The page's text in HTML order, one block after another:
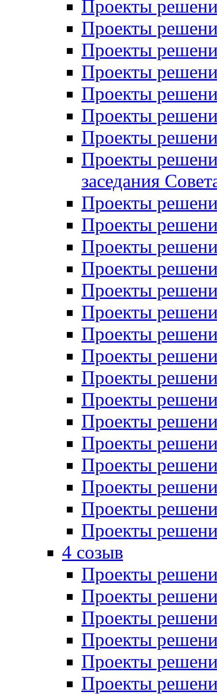
Проекты
Проекты
Проекты
Проекты
Проекты
Проекты
Проекты
Проекты
заседания
Проекты
Проекты
Проекты
Проекты
Проекты
Проекты
Проекты
Проекты
Проекты
Проекты
Проекты
Проекты
Проекты
Проекты
Проекты
Проекты
4 созыв
Проекты
Проекты
Проекты
Проекты
Проекты
Проекты